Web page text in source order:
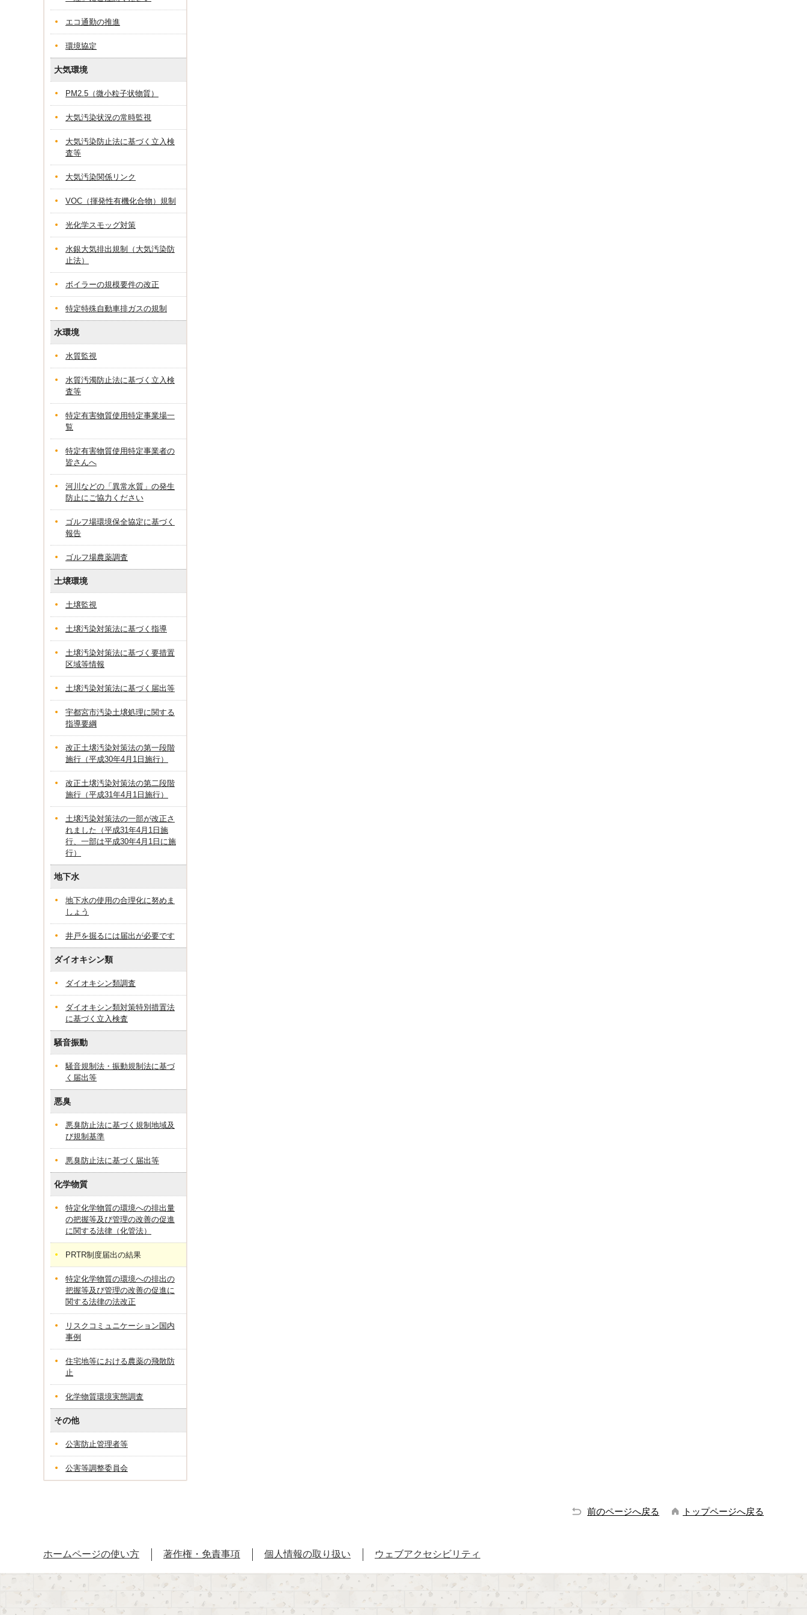
エコ通勤の推進
環境協定
大気環境
PM2.5（微小粒子状物質）
大気汚染状況の常時監視
大気汚染防止法に基づく立入検
査等
大気汚染関係リンク
VOC（揮発性有機化合物）規制
光化学スモッグ対策
水銀大気排出規制（大気汚染防
止法）
ボイラーの規模要件の改正
特定特殊自動車排ガスの規制
水環境
水質監視
水質汚濁防止法に基づく立入検
査等
特定有害物質使用特定事業場一
覧
特定有害物質使用特定事業者の
皆さんへ
河川などの「異常水質」の発生
防止にご協力ください
ゴルフ場環境保全協定に基づく
報告
ゴルフ場農薬調査
土壌環境
土壌監視
土壌汚染対策法に基づく指導
土壌汚染対策法に基づく要措置
区域等情報
土壌汚染対策法に基づく届出等
宇都宮市汚染土壌処理に関する
指導要綱
改正土壌汚染対策法の第一段階
施行（平成30年4月1日施行）
改正土壌汚染対策法の第二段階
施行（平成31年4月1日施行）
土壌汚染対策法の一部が改正さ
れました（平成31年4月1日施
行、一部は平成30年4月1日に施
行）
地下水
地下水の使用の合理化に努めま
しょう
井戸を掘るには届出が必要です
ダイオキシン類
ダイオキシン類調査
ダイオキシン類対策特別措置法
に基づく立入検査
騒音振動
騒音規制法・振動規制法に基づ
く届出等
悪臭
悪臭防止法に基づく規制地域及
び規制基準
悪臭防止法に基づく届出等
化学物質
特定化学物質の環境への排出量
の把握等及び管理の改善の促進
に関する法律（化管法）
PRTR制度届出の結果
特定化学物質の環境への排出の
把握等及び管理の改善の促進に
関する法律の法改正
リスクコミュニケーション国内
事例
住宅地等における農薬の飛散防
止
化学物質環境実態調査
その他
公害防止管理者等
公害等調整委員会
前のページへ戻る トップページへ戻る
ホームページの使い方 著作権・免責事項 個人情報の取り扱い ウェブアクセシビリティ